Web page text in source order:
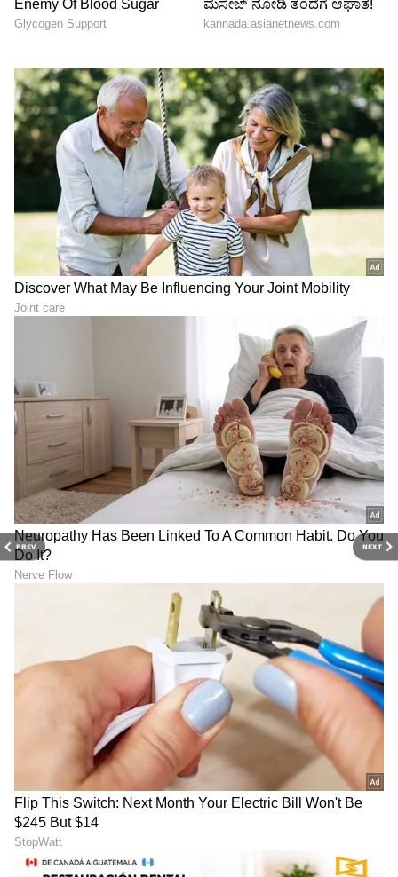
PREV NEXT
6
Image Credit :
6 ರಿಂದ 8 ಗಂಟೆಗಳ ಕಾಲ ಸೂರ್ಯನ ಬೆಳಕು
ಇದರ ಹೊರತಾಗಿಯೂ ಪಪ್ಪಾಯಿಯನ್ನು ಹೆಚ್ಚು ವೇಗವಾಗಿ
ಫಲ ನೀಡಲು ಪ್ರೋತ್ಸಾಹಿಸಲು ಬಳಸಬಹುದಾದ ಇತರ
ವಿಧಾನಗಳೂ ಇವೆ. ಆರಂಭಿಕ ಹಣ್ಣಿನ ಉತ್ಪಾದನೆಯನ್ನು
ಖಚಿತಪಡಿಸಿಕೊಳ್ಳಲು, ಪಪ್ಪಾಯಿ ಗಿಡಗಳು ಪ್ರತಿದಿನ ಕನಿಷ್ಠ 6
ರಿಂದ 8 ಗಂಟೆಗಳ ಕಾಲ ಸೂರ್ಯನ ಬೆಳಕನ್ನು ಪಡೆಯಬೇಕು.
6
Image Credit :Getty
ಉತ್ತಮ ಗೊಬ್ಬರ
ಸಸ್ಯಗಳ ಬೆಳವಣಿಗೆಯನ್ನು ಉತ್ತೇಜಿಸಲು ಕಾಂಪೋಸ್ಟ್,